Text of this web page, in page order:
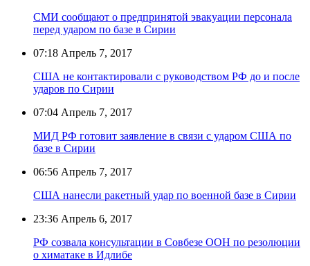
СМИ сообщают о предпринятой эвакуации персонала
перед ударом по базе в Сирии
07:18 Апрель 7, 2017
США не контактировали с руководством РФ до и после
ударов по Сирии
07:04 Апрель 7, 2017
МИД РФ готовит заявление в связи с ударом США по
базе в Сирии
06:56 Апрель 7, 2017
США нанесли ракетный удар по военной базе в Сирии
23:36 Апрель 6, 2017
РФ созвала консультации в Совбезе ООН по резолюции
о химатаке в Идлибе